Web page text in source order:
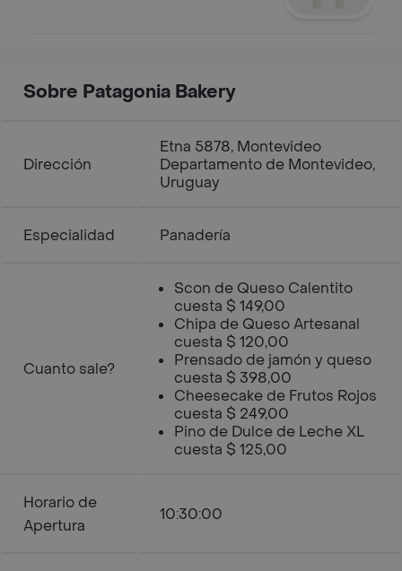
Sobre Patagonia Bakery
Dirección
Etna 5878, Montevideo
Departamento de Montevideo,
Uruguay
Especialidad Panadería
Cuanto sale?
Scon de Queso Calentito
cuesta $ 149,00
Chipa de Queso Artesanal
cuesta $ 120,00
Prensado de jamón y queso
cuesta $ 398,00
Cheesecake de Frutos Rojos
cuesta $ 249,00
Pino de Dulce de Leche XL
cuesta $ 125,00
Horario de
Apertura
10:30:00